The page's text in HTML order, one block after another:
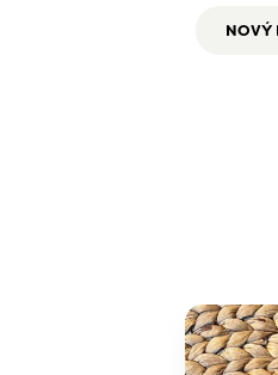
NOVÝ